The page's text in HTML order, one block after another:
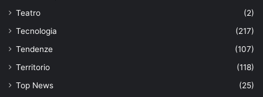
Teatro
(2)
Tecnologia
(217)
Tendenze
(107)
Territorio
(118)
Top News
(25)